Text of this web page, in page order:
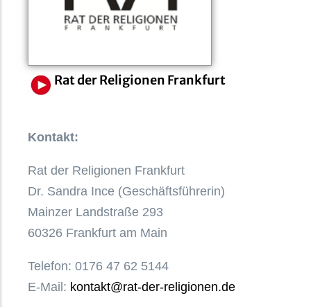
Rat der Religionen Frankfurt
Kontakt:
Rat der Religionen Frankfurt
Dr. Sandra Ince (Geschäftsführerin)
Mainzer Landstraße 293
60326 Frankfurt am Main
Telefon: 0176 47 62 5144
E-Mail: kontakt@rat-der-religionen.de